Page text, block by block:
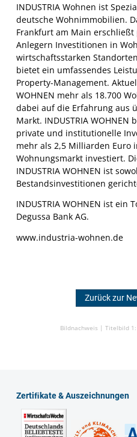
INDUSTRIA Wohnen ist
deutsche Wohnimmobilien.
Frankfurt am Main
Anlegern Investitionen in
wirtschaftsstarken
bietet ein umfassendes
Property-Management.
WOHNEN mehr als 18.700
dabei auf die Erfahrung aus
Markt. INDUSTRIA
private und institutionelle
mehr als 2,5 Milliarden Euro
Wohnungsmarkt investiert.
INDUSTRIA WOHNEN ist
Bestandsinvestitionen
INDUSTRIA WOHNEN ist
Degussa Bank AG.
www.industria-wohnen.de
Zurück zur
Bildnachweis | Titelbild
Zertiﬁkate & Auszeichnungen